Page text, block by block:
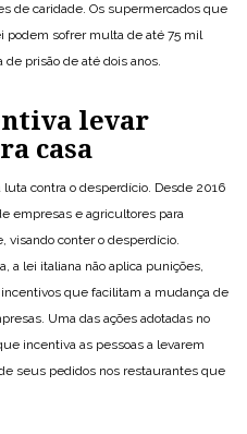
de caridade. Os supermercados que
podem sofrer multa de até 75 mil
prisão de até dois anos.
levar
casa
contra o desperdício. Desde 2016
empresas e agricultores para
visando conter o desperdício.
a lei italiana não aplica punições,
que facilitam a mudança de
Uma das ações adotadas no
incentiva as pessoas a levarem
seus pedidos nos restaurantes que